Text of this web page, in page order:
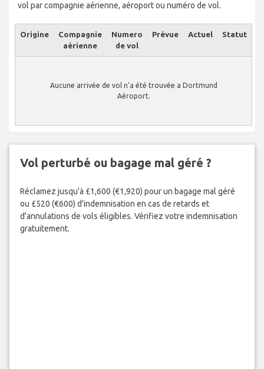
vol par compagnie aérienne, aéroport ou numéro de vol.
Origine
Compagnie
aérienne
Numero
de vol
Prévue Actuel Statut
Aucune arrivée de vol n'a été trouvée a Dortmund
Aéroport.
Vol perturbé ou bagage mal géré ?
Réclamez jusqu'à £1,600 (€1,920) pour un bagage mal géré
ou £520 (€600) d'indemnisation en cas de retards et
d'annulations de vols éligibles. Vérifiez votre indemnisation
gratuitement.